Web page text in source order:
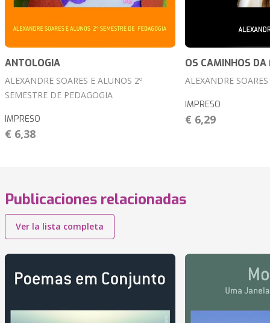
ANTOLOGIA
ALEXANDRE SOARES E ALUNOS 2º
SEMESTRE DE PEDAGOGIA
IMPRESO
€ 6,38
OS CAMINHOS DA
ALEXANDRE SOARES
IMPRESO
€ 6,29
Publicaciones relacionadas
Ver la lista completa